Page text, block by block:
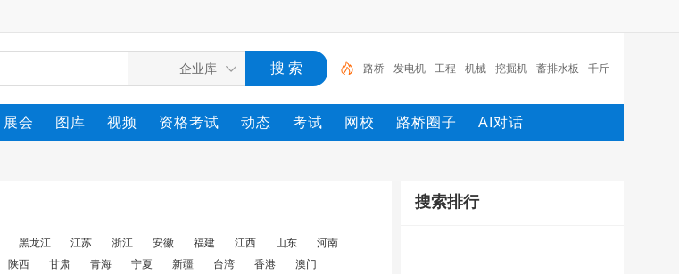
路桥 发电机 工程 机械 挖掘机 蓄排水板 千斤
顶 试验箱 土工格栅 土工布
展会 图库 视频 资格考试 动态 考试 网校 路桥圈子 AI对话
黑龙江 江苏 浙江 安徽 福建 江西 山东
河南
陕西 甘肃 青海 宁夏 新疆 台湾 香港 澳门
搜索排行